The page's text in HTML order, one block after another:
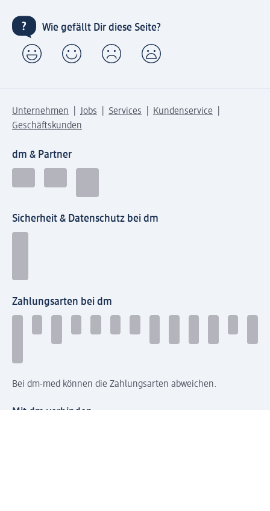
Wie gefällt Dir diese Seite?
Unternehmen Jobs Services
Kundenservice
Geschäftskunden
dm & Partner
Sicherheit & Datenschutz bei dm
Zahlungsarten bei dm
Bei dm-med können die Zahlungsarten abweichen.
Mit dm verbinden